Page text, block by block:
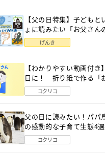
【父の日特集】子どもと
ょに読みたい「お父さん
語」６選
げんき
【わかりやすい動画付き
日に！ 折り紙で作る「
ん」の簡単な折り方
コクリコ
父の日に読みたい！パパ
の感動的な子育て生態4
鑑MOVE
コクリコ